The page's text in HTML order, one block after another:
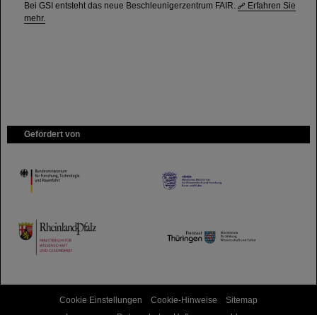
Bei GSI entsteht das neue Beschleunigerzentrum FAIR.
Erfahren Sie
mehr.
Gefördert von
HMWK
TMWWDG
Cookie Einstellungen Cookie-Hinweise
Sitemap